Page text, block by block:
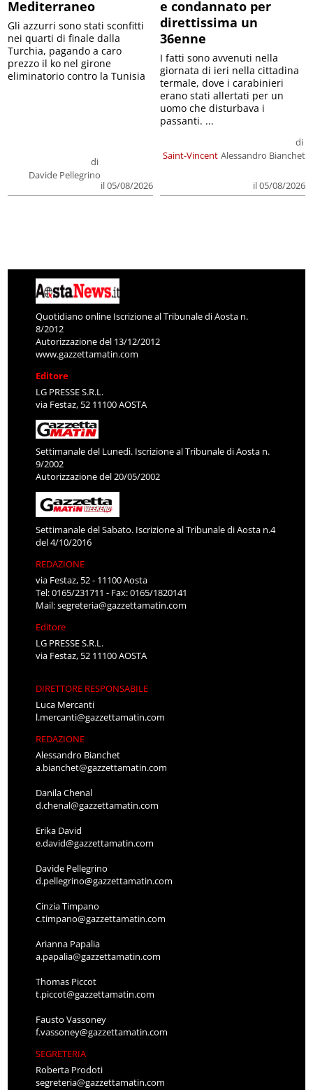
Mediterraneo
di
Davide Pellegrino
il 05/08/2026
Gli azzurri sono stati sconfitti
nei quarti di finale dalla
Turchia, pagando a caro
prezzo il ko nel girone
eliminatorio contro la Tunisia
e condannato per
direttissima un
36enne
Saint-Vincent
di
Alessandro Bianchet
il 05/08/2026
I fatti sono avvenuti nella
giornata di ieri nella cittadina
termale, dove i carabinieri
erano stati allertati per un
uomo che disturbava i
passanti. ...
Quotidiano online Iscrizione al Tribunale di Aosta n.
8/2012
Autorizzazione del 13/12/2012
www.gazzettamatin.com
Editore
LG PRESSE S.R.L.
via Festaz, 52 11100 AOSTA
Settimanale del Lunedì. Iscrizione al Tribunale di Aosta n.
9/2002
Autorizzazione del 20/05/2002
Settimanale del Sabato. Iscrizione al Tribunale di Aosta n.4
del 4/10/2016
REDAZIONE
via Festaz, 52 - 11100 Aosta
Tel: 0165/231711 - Fax: 0165/1820141
Mail:segreteria@gazzettamatin.com
Editore
LG PRESSE S.R.L.
via Festaz, 52 11100 AOSTA
DIRETTORE RESPONSABILE
Luca Mercanti
l.mercanti@gazzettamatin.com
REDAZIONE
Alessandro Bianchet
a.bianchet@gazzettamatin.com
Danila Chenal
d.chenal@gazzettamatin.com
Erika David
e.david@gazzettamatin.com
Davide Pellegrino
d.pellegrino@gazzettamatin.com
Cinzia Timpano
c.timpano@gazzettamatin.com
Arianna Papalia
a.papalia@gazzettamatin.com
Thomas Piccot
t.piccot@gazzettamatin.com
Fausto Vassoney
f.vassoney@gazzettamatin.com
SEGRETERIA
Roberta Prodoti
segreteria@gazzettamatin.com